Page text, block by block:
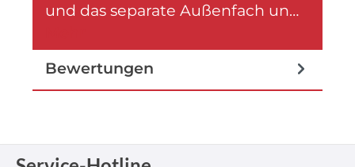
und das separate Außenfach un…
Bewertungen